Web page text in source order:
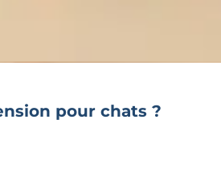
pour chats ?